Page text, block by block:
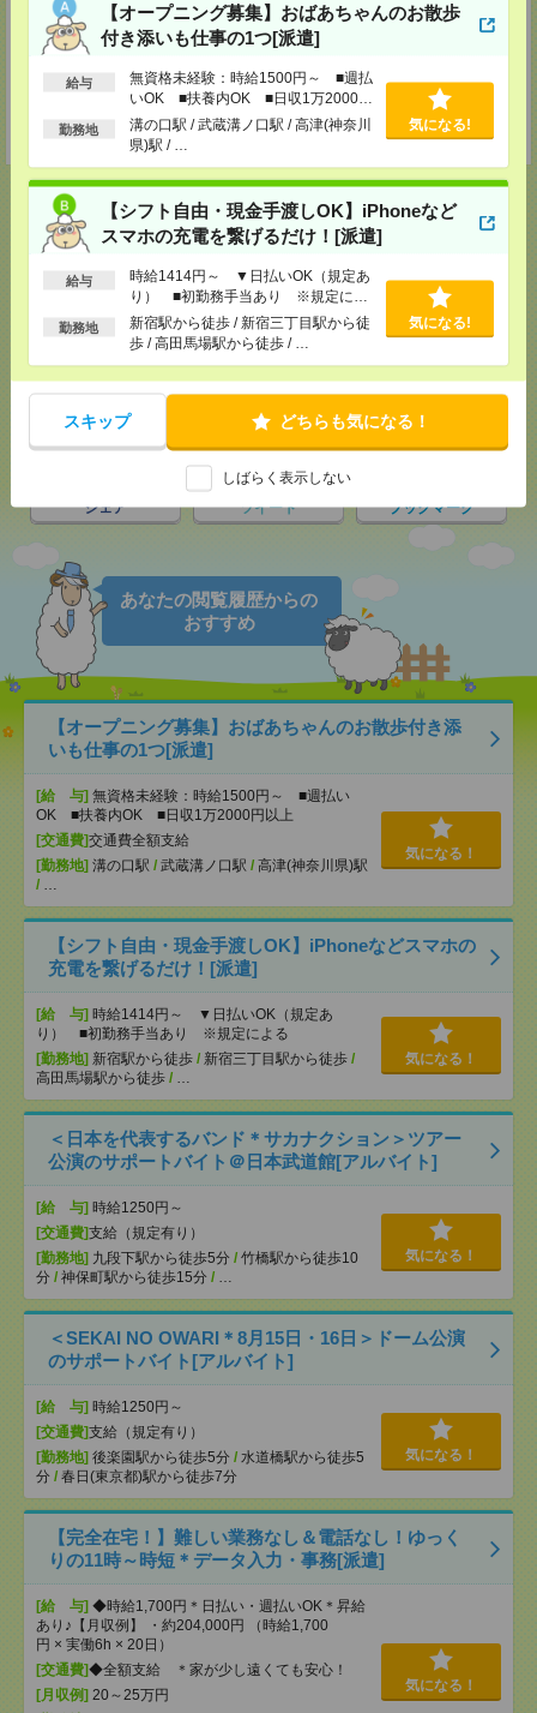
【オープニング募集】おばあちゃんのお散歩
付き添いも仕事の1つ[派遣]
給与
無資格未経験：時給1500円～ ■週払
いOK ■扶養内OK ■日収1万2000円
以上
勤務地
溝の口駅 / 武蔵溝ノ口駅 / 高津(神奈川
県)駅 / …
気になる!
【シフト自由・現金手渡しOK】iPhoneなど
スマホの充電を繋げるだけ！[派遣]
給与
時給1414円～ ▼日払いOK（規定あ
り） ■初勤務手当あり ※規定によ
る
勤務地
新宿駅から徒歩 / 新宿三丁目駅から徒
歩 / 高田馬場駅から徒歩 / …
気になる!
スキップ どちらも気になる！
しばらく表示しない
高崎支社
埼玉県さいたま市大宮区仲町2-23-2 大宮仲町センタービル3F（さいたま
支社内）
TEL：0120-921-871
MAIL： worker@nissonet.co.jp
受付可能日時：9:30-19:00 ※電話受付時間⇒9:30-21:00
気になる！
メール LINEで送る
シェア ツイート ブックマーク
あなたの閲覧履歴からの
おすすめ
【オープニング募集】おばあちゃんのお散歩付き添
いも仕事の1つ[派遣]
[給 与] 無資格未経験：時給1500円～ ■週払い
OK ■扶養内OK ■日収1万2000円以上
[交通費]交通費全額支給
[勤務地] 溝の口駅 / 武蔵溝ノ口駅 / 高津(神奈川県)駅
/ …
気になる！
【シフト自由・現金手渡しOK】iPhoneなどスマホの
充電を繋げるだけ！[派遣]
[給 与] 時給1414円～ ▼日払いOK（規定あ
り） ■初勤務手当あり ※規定による
[勤務地] 新宿駅から徒歩 / 新宿三丁目駅から徒歩 /
高田馬場駅から徒歩 / …
気になる！
＜日本を代表するバンド＊サカナクション＞ツアー
公演のサポートバイト＠日本武道館[アルバイト]
[給 与] 時給1250円～
[交通費]支給（規定有り）
[勤務地] 九段下駅から徒歩5分 / 竹橋駅から徒歩10
分 / 神保町駅から徒歩15分 / …
気になる！
＜SEKAI NO OWARI＊8月15日・16日＞ドーム公演
のサポートバイト[アルバイト]
[給 与] 時給1250円～
[交通費]支給（規定有り）
[勤務地] 後楽園駅から徒歩5分 / 水道橋駅から徒歩5
分 / 春日(東京都)駅から徒歩7分
気になる！
【完全在宅！】難しい業務なし＆電話なし！ゆっく
りの11時～時短＊データ入力・事務[派遣]
[給 与] ◆時給1,700円＊日払い・週払いOK＊昇給
あり♪【月収例】 ・約204,000円 （時給1,700
円 × 実働6h × 20日）
[交通費]◆全額支給 ＊家が少し遠くても安心！
[月収例] 20～25万円
気になる！